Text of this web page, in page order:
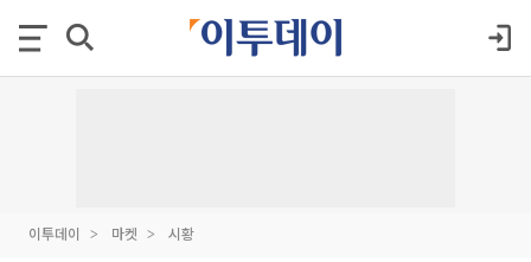
이투데이 마켓 시황